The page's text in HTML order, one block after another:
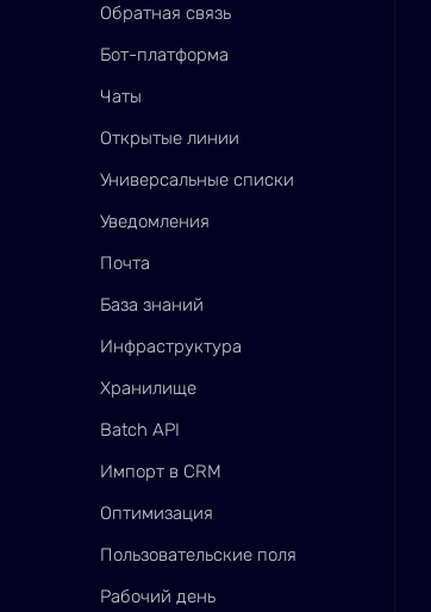
Обратная связь
Бот-платформа
Чаты
Открытые линии
Универсальные списки
Уведомления
Почта
База знаний
Инфраструктура
Хранилище
Batch API
Импорт в CRM
Оптимизация
Пользовательские поля
Рабочий день